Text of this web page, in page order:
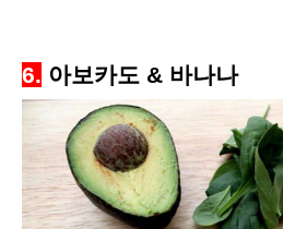
6. 아보카도 & 바나나